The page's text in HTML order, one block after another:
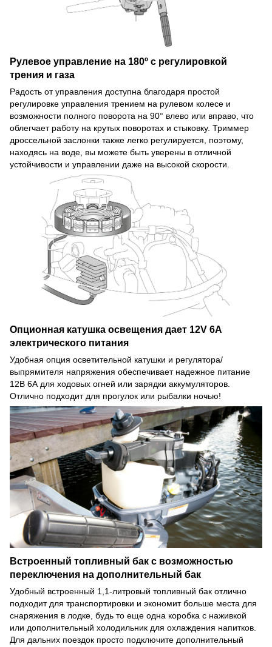
Рулевое управление на 180º с регулировкой
трения и газа
Радость от управления доступна благодаря простой
регулировке управления трением на рулевом колесе и
возможности полного поворота на 90° влево или вправо, что
облегчает работу на крутых поворотах и стыковку. Триммер
дроссельной заслонки также легко регулируется, поэтому,
находясь на воде, вы можете быть уверены в отличной
устойчивости и управлении даже на высокой скорости.
Опционная катушка освещения дает 12V 6A
электрического питания
Удобная опция осветительной катушки и регулятора/
выпрямителя напряжения обеспечивает надежное питание
12В 6А для ходовых огней или зарядки аккумуляторов.
Отлично подходит для прогулок или рыбалки ночью!
Встроенный топливный бак с возможностью
переключения на дополнительный бак
Удобный встроенный 1,1-литровый топливный бак отлично
подходит для транспортировки и экономит больше места для
снаряжения в лодке, будь то еще одна коробка с наживкой
или дополнительный холодильник для охлаждения напитков.
Для дальних поездок просто подключите дополнительный